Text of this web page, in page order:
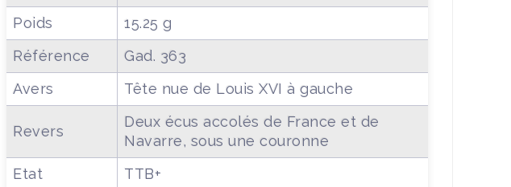
Poids
15.25 g
Référence
Gad. 363
Avers
Tête nue de Louis XVI à gauche
Revers
Deux écus accolés de France et de
Navarre, sous une couronne
Etat
TTB+